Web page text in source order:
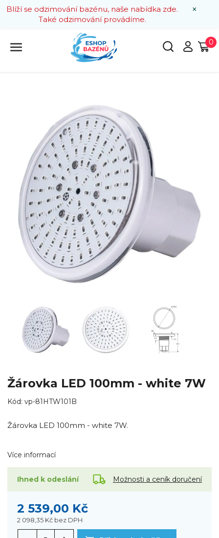
×
Blíží se odzimování bazénu, naše nabídka zde.
Také odzimování provádíme.
0
Žárovka LED 100mm - white 7W
Kód: vp-81HTW101B
Žárovka LED 100mm - white 7W.
Více informací
Ihned k odeslání Možnosti a ceník doručení
2 539,00 Kč
2 098,35 Kč bez DPH